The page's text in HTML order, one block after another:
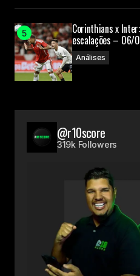
Corinthians x
escalações – 06/
Análises
@r10score
319k Followers